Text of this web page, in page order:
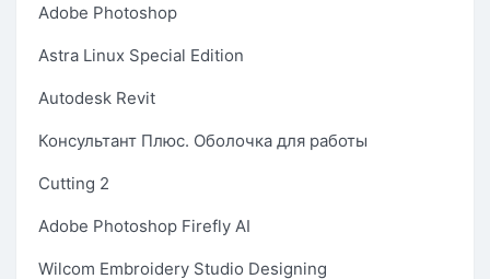
Adobe Photoshop
Astra Linux Special Edition
Autodesk Revit
Консультант Плюс. Оболочка для работы
Cutting 2
Adobe Photoshop Firefly AI
Wilcom Embroidery Studio Designing